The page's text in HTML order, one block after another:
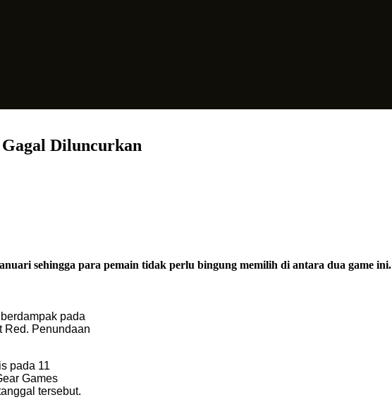
Diluncurkan
sehingga para pemain tidak perlu bingung memilih di antara dua game ini.
pada
Red. Penundaan
pada 11
Games
tersebut.